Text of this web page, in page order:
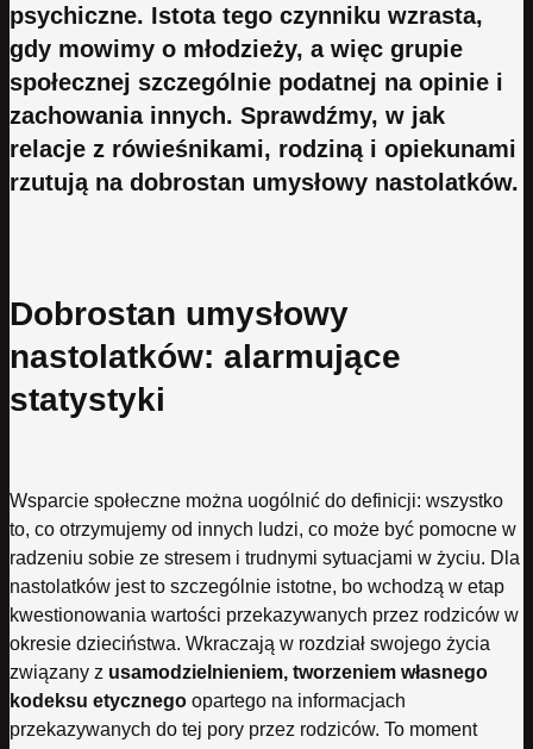
psychiczne. Istota tego czynniku wzrasta,
gdy mowimy o młodzieży, a więc grupie
społecznej szczególnie podatnej na opinie i
zachowania innych. Sprawdźmy, w jak
relacje z rówieśnikami, rodziną i opiekunami
rzutują na dobrostan umysłowy nastolatków.
Dobrostan umysłowy
nastolatków: alarmujące
statystyki
Wsparcie społeczne można uogólnić do definicji: wszystko
to, co otrzymujemy od innych ludzi, co może być pomocne w
radzeniu sobie ze stresem i trudnymi sytuacjami w życiu. Dla
nastolatków jest to szczególnie istotne, bo wchodzą w etap
kwestionowania wartości przekazywanych przez rodziców w
okresie dzieciństwa. Wkraczają w rozdział swojego życia
związany z usamodzielnieniem, tworzeniem własnego
kodeksu etycznego opartego na informacjach
przekazywanych do tej pory przez rodziców. To moment